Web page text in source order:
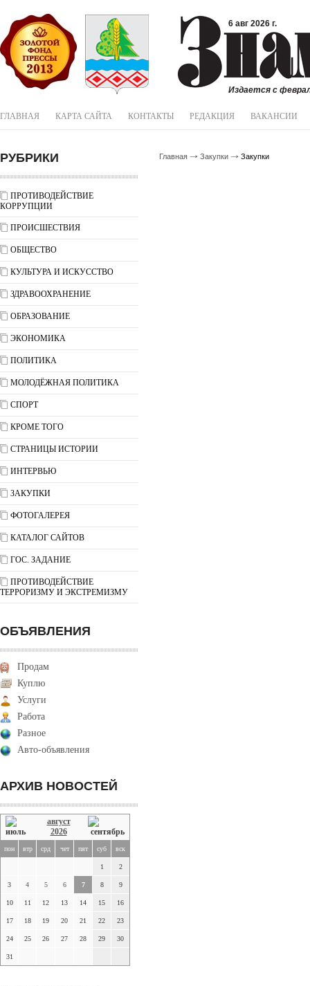
6 авг 2026 г.
Издается с
ГЛАВНАЯ КАРТА САЙТА КОНТАКТЫ РЕДАКЦИЯ ВАКАНСИИ
РУБРИКИ
ПРОТИВОДЕЙСТВИЕ
КОРРУПЦИИ
ПРОИСШЕСТВИЯ
ОБЩЕСТВО
КУЛЬТУРА И ИСКУССТВО
ЗДРАВООХРАНЕНИЕ
ОБРАЗОВАНИЕ
ЭКОНОМИКА
ПОЛИТИКА
МОЛОДЁЖНАЯ ПОЛИТИКА
СПОРТ
КРОМЕ ТОГО
СТРАНИЦЫ ИСТОРИИ
ИНТЕРВЬЮ
ЗАКУПКИ
ФОТОГАЛЕРЕЯ
КАТАЛОГ САЙТОВ
ГОС. ЗАДАНИЕ
ПРОТИВОДЕЙСТВИЕ
ТЕРРОРИЗМУ И ЭКСТРЕМИЗМУ
ОБЪЯВЛЕНИЯ
Продам
Куплю
Услуги
Работа
Разное
Авто-объявления
АРХИВ НОВОСТЕЙ
август
2026
пон втр срд чет пят суб вск
1 2
3 4 5 6 7 8 9
10 11 12 13 14 15 16
17 18 19 20 21 22 23
24 25 26 27 28 29 30
31
Главная Закупки Закупки